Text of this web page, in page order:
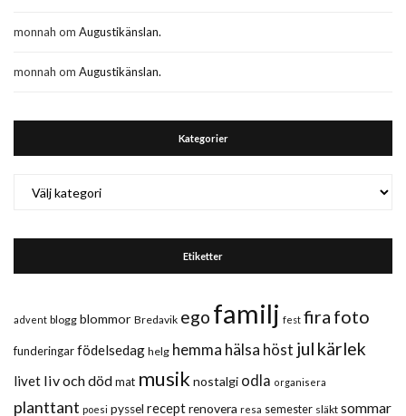
monnah om Augustikänslan.
monnah om Augustikänslan.
Kategorier
Etiketter
advent blogg blommor Bredavik ego familj fest fira foto
funderingarfödelsedag helg hemma hälsa höst jul kärlek
livet liv och dödmat musik nostalgi odla organisera
planttant poesi pyssel receptrenovera resa semester släkt sommar